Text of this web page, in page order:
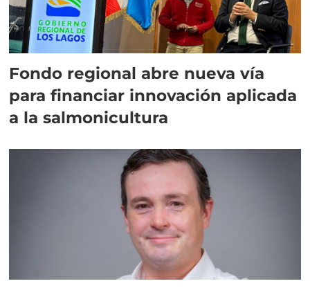
Fondo regional abre nueva vía
para financiar innovación aplicada
a la salmonicultura